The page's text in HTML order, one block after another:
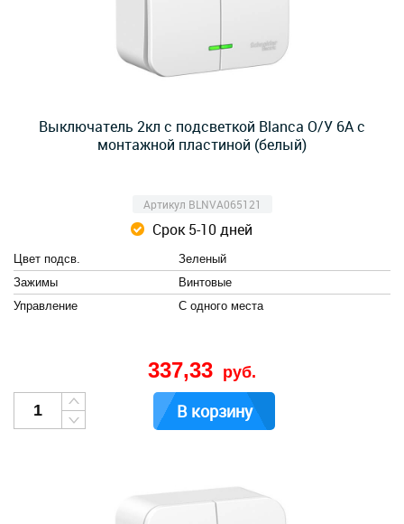
Выключатель 2кл с подсветкой Blanca О/У 6А с
монтажной пластиной (белый)
Артикул BLNVA065121
Срок 5-10 дней
Цвет подсв.
Зеленый
Зажимы
Винтовые
Управление
С одного места
337,33 руб.
В корзину